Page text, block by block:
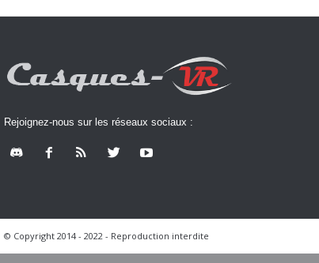
Rejoignez-nous sur les réseaux sociaux :
© Copyright 2014 - 2022 - Reproduction interdite